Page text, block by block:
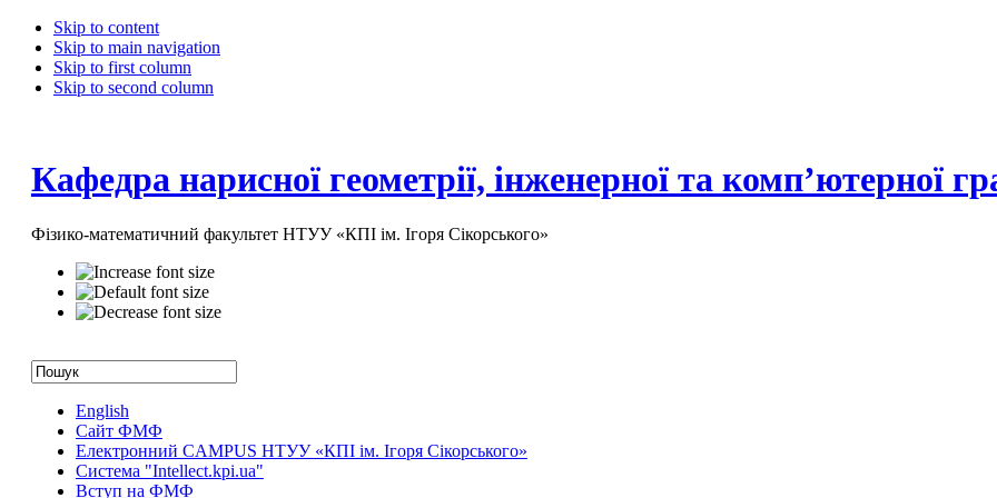
Skip to content
Skip to main navigation
Skip to first column
Skip to second column
Кафедра нарисної геометрії, інженерної та комп’ютерної
Фізико-математичний факультет НТУУ «КПІ ім. Ігоря Сікорського»
English
Сайт ФМФ
Електронний CAMPUS НТУУ «КПІ ім. Ігоря Сікорського»
Система "Intellect.kpi.ua"
Вступ на ФМФ